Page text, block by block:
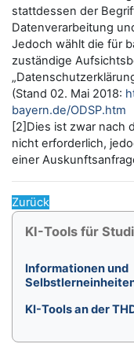
stattdessen der
Datenverarbeitung
Jedoch wählt die für
zuständige
(Stand 02. Mai 2018:
bayern.de/ODSP.htm
[2]Dies ist zwar nach
nicht erforderlich,
einer
Zurück
Blöcke
KI-Tools für
KI-Tools für
Informationen und
KI-Tools an der